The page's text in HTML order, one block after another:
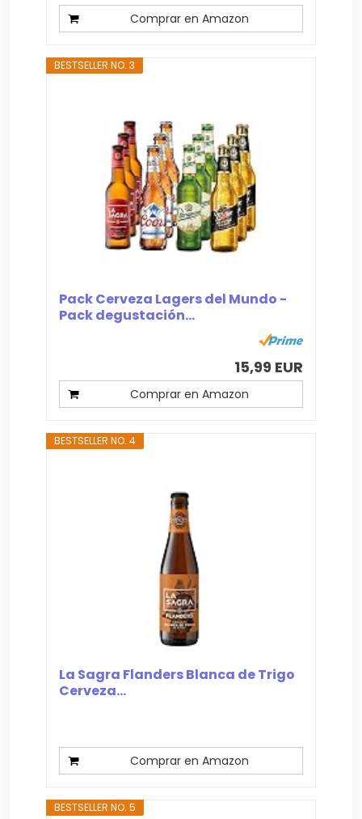
Comprar en Amazon
BESTSELLER NO. 3
Pack Cerveza Lagers del Mundo -
Pack degustación...
15,99 EUR
Comprar en Amazon
BESTSELLER NO. 4
La Sagra Flanders Blanca de Trigo
Cerveza...
Comprar en Amazon
BESTSELLER NO. 5